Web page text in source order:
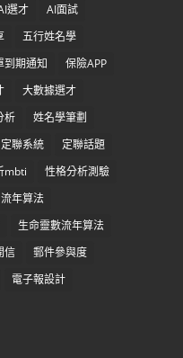
選才
AI面試
五行姓名學
到期通知
保險APP
大數據選才
析
姓名學筆劃
定聯系統
定聯話題
mbti
性格分析測驗
流年算法
生命靈數流年算法
信
郵件參與度
電子報設計